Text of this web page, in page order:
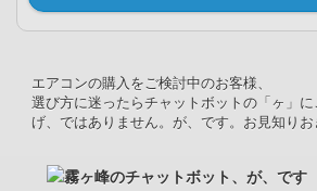
エアコンの購入をご検討中のお客様、
選び方に迷ったらチャットボットの「ヶ」に
げ、ではありません。が、です。お見知りお